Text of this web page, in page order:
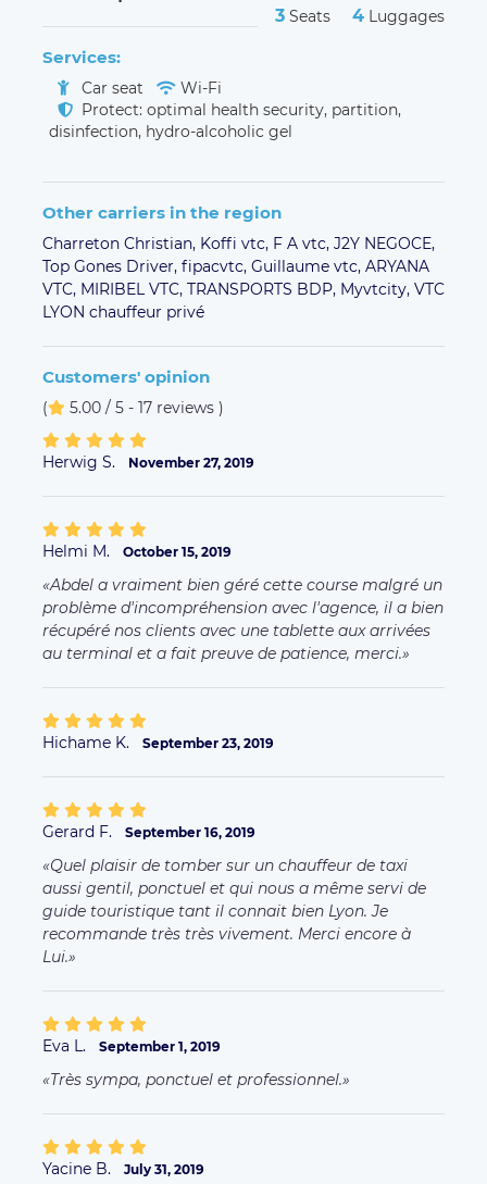
3 Seats 4 Luggages
Services:
Car seat
Wi-Fi
Protect: optimal health security, partition,
disinfection, hydro-alcoholic gel
Other carriers in the region
Charreton Christian, Koffi vtc, F A vtc, J2Y NEGOCE,
Top Gones Driver, fipacvtc, Guillaume vtc, ARYANA
VTC, MIRIBEL VTC, TRANSPORTS BDP, Myvtcity, VTC
LYON chauffeur privé
Customers' opinion
( 5.00 / 5 - 17 reviews )
Herwig S. November 27, 2019
Helmi M. October 15, 2019
Abdel a vraiment bien géré cette course malgré un
problème d'incompréhension avec l'agence, il a bien
récupéré nos clients avec une tablette aux arrivées
au terminal et a fait preuve de patience, merci.
Hichame K. September 23, 2019
Gerard F. September 16, 2019
Quel plaisir de tomber sur un chauffeur de taxi
aussi gentil, ponctuel et qui nous a même servi de
guide touristique tant il connait bien Lyon. Je
recommande très très vivement. Merci encore à
Lui.
Eva L. September 1, 2019
Très sympa, ponctuel et professionnel.
Yacine B. July 31, 2019